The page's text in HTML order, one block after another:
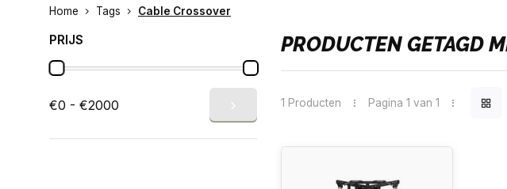
Home Tags Cable Crossover
PRIJS
€0 - €2000
PRODUCTEN GETAGD
1 Producten Pagina 1 van 1